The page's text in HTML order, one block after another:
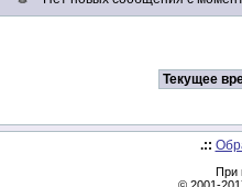
Текущее
.::
При